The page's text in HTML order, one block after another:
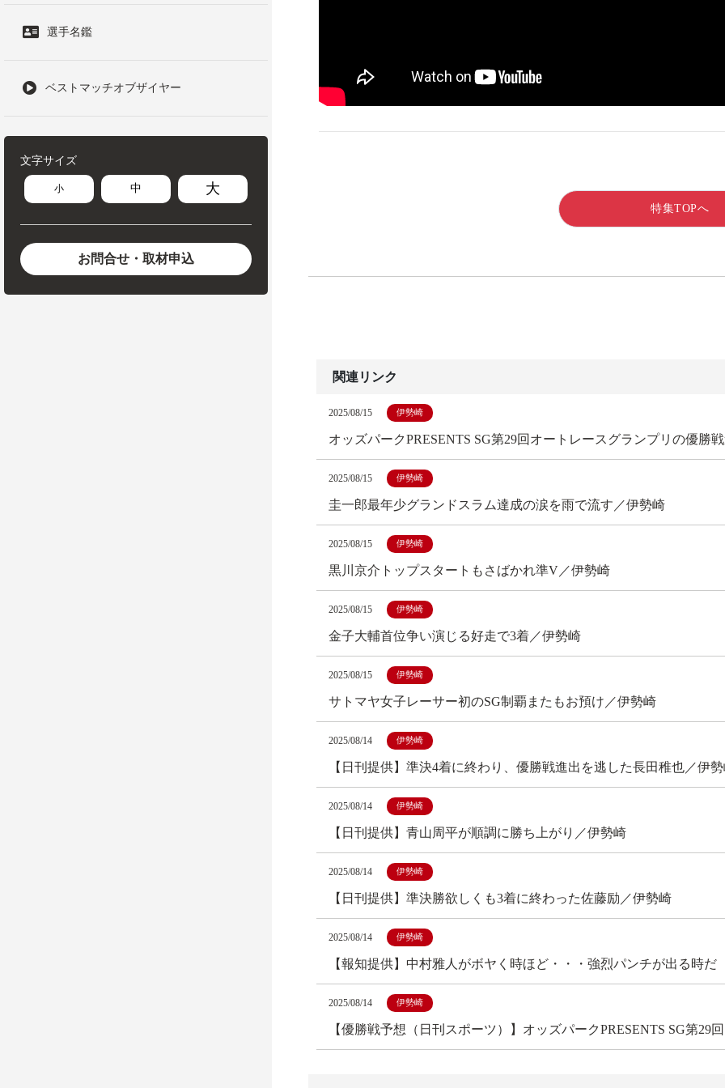
選手名鑑
ベストマッチオブザイヤー
文字サイズ
小 中 大
お問合せ・取材申込
特集TOPへ
関連リンク
2025/08/15 伊勢崎
オッズパークPRESENTS SG第29回オートレースグランプリの優勝
2025/08/15 伊勢崎
圭一郎最年少グランドスラム達成の涙を雨で流す／伊勢崎
2025/08/15 伊勢崎
黒川京介トップスタートもさばかれ準V／伊勢崎
2025/08/15 伊勢崎
金子大輔首位争い演じる好走で3着／伊勢崎
2025/08/15 伊勢崎
サトマヤ女子レーサー初のSG制覇またもお預け／伊勢崎
2025/08/14 伊勢崎
【日刊提供】準決4着に終わり、優勝戦進出を逃した長田稚也／伊
2025/08/14 伊勢崎
【日刊提供】青山周平が順調に勝ち上がり／伊勢崎
2025/08/14 伊勢崎
【日刊提供】準決勝欲しくも3着に終わった佐藤励／伊勢崎
2025/08/14 伊勢崎
【報知提供】中村雅人がボヤく時ほど・・・強烈パンチが出る時だ
2025/08/14 伊勢崎
【優勝戦予想（日刊スポーツ）】オッズパークPRESENTS SG第29